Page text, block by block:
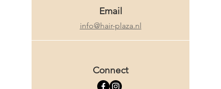
Email
info@hair-plaza.nl
Connect